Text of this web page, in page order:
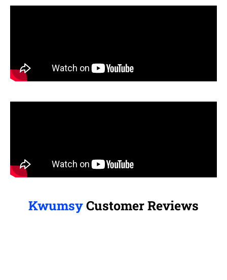
KwumsyCustomer Reviews